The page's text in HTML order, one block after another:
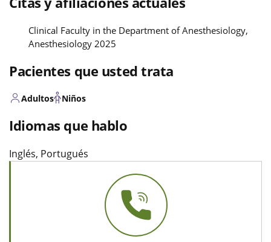
Clinical Faculty in the Department of Anesthesiology,
Anesthesiology 2025
Pacientes que usted trata
Adultos Niños
Idiomas que hablo
Inglés, Portugués